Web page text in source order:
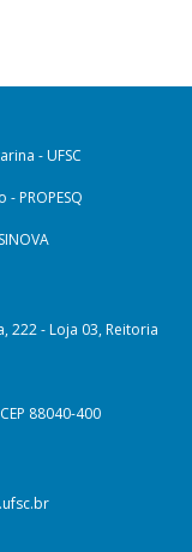
- UFSC
PROPESQ
222 - Loja 03, Reitoria
88040-400